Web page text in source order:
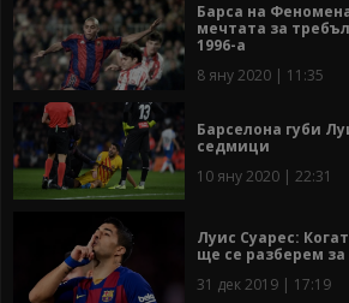
Барса на
мечтата за
1996-а
8 яну 2020 | 11:35
Барселона губи
седмици
10 яну 2020 | 22:31
Луис Суарес:
ще се разберем за
31 дек 2019 | 17:19